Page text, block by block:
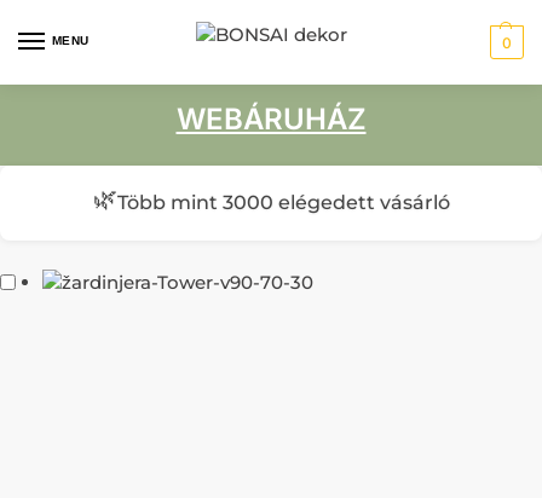
MENU 0
WEBÁRUHÁZ
🌿Több mint 3000 elégedett vásárló